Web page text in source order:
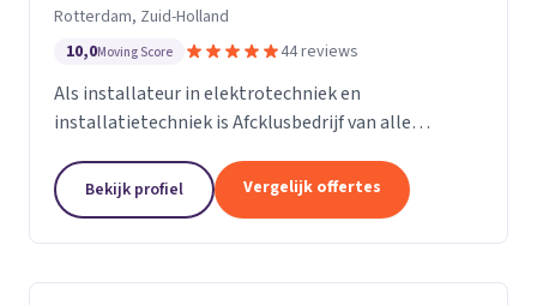
Rotterdam, Zuid-Holland
10,0Moving Score 44 reviews
Als installateur in elektrotechniek en
installatietechniek is Afcklusbedrijf van alle
woningbouw, utiliteitsbouw. Op het gebied van
ontwerpen en...
Bekijk profiel Vergelijk offertes